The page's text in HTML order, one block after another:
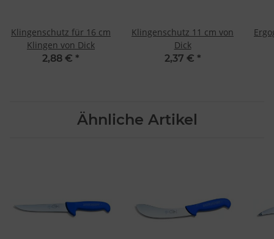
Klingenschutz für 16 cm
Klingen von Dick
2,88 € *
Klingenschutz 11 cm von
Dick
2,37 € *
Ähnliche Artikel